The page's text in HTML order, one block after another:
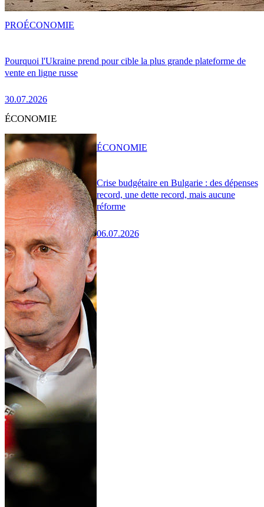
Pourquoi l'Ukraine prend pour cible la plus grande plateforme de
vente en ligne russe
30.07.2026
PROÉCONOMIE
ÉCONOMIE
Crise budgétaire en Bulgarie : des dépenses
record, une dette record, mais aucune
réforme
06.07.2026
ÉCONOMIE